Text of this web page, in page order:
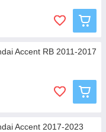
Accent RB 2011-2017
Accent 2017-2023